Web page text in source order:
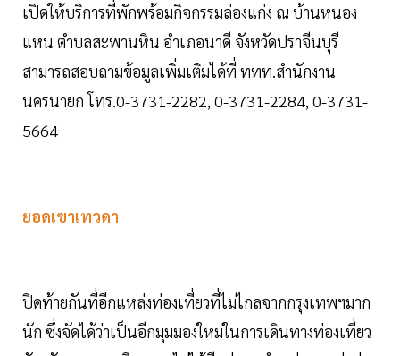
เปิดให้บริการที่พักพร้อมกิจกรรมล่องแก่ง ณ บ้านหนอง
แหน ตำบลสะพานหิน อำเภอนาดี จังหวัดปราจีนบุรี
สามารถสอบถามข้อมูลเพิ่มเติมได้ที่ ททท.สำนักงาน
นครนายก โทร.0-3731-2282, 0-3731-2284, 0-3731-
5664
ยอดเขาเทวดา
ปิดท้ายกันที่อีกแหล่งท่องเที่ยวที่ไม่ไกลจากกรุงเทพฯมาก
นัก ซึ่งจัดได้ว่าเป็นอีกมุมมองใหม่ในการเดินทางท่องเที่ยว